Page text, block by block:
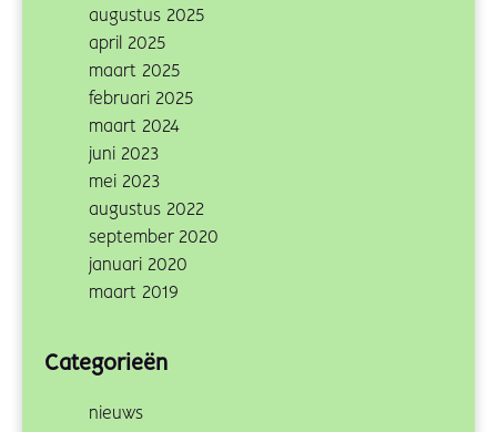
augustus 2025
april 2025
maart 2025
februari 2025
maart 2024
juni 2023
mei 2023
augustus 2022
september 2020
januari 2020
maart 2019
Categorieën
nieuws